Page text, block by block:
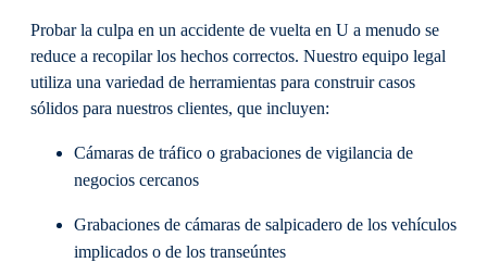
Probar la culpa en un accidente de vuelta en U a menudo se
reduce a recopilar los hechos correctos. Nuestro equipo legal
utiliza una variedad de herramientas para construir casos
sólidos para nuestros clientes, que incluyen:
Cámaras de tráfico o grabaciones de vigilancia de
negocios cercanos
Grabaciones de cámaras de salpicadero de los vehículos
implicados o de los transeúntes